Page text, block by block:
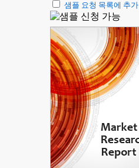
샘플 요청 목록에 추가